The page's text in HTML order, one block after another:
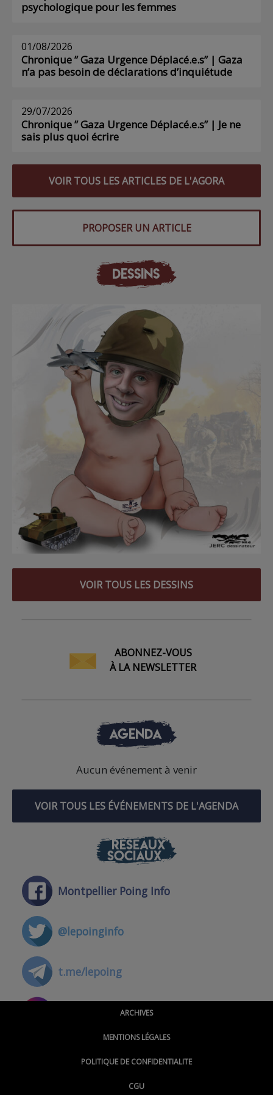
psychologique pour les femmes
01/08/2026
Chronique ” Gaza Urgence Déplacé.e.s” | Gaza
n’a pas besoin de déclarations d’inquiétude
29/07/2026
Chronique ” Gaza Urgence Déplacé.e.s” | Je ne
sais plus quoi écrire
VOIR TOUS LES ARTICLES DE L'AGORA
PROPOSER UN ARTICLE
DESSINS
VOIR TOUS LES DESSINS
ABONNEZ-VOUS
À LA NEWSLETTER
AGENDA
Aucun événement à venir
VOIR TOUS LES ÉVÉNEMENTS DE L'AGENDA
RÉSEAUX
SOCIAUX
Montpellier Poing Info
@lepoinginfo
t.me/lepoing
@montpellierpoinginfo
ARCHIVES
MENTIONS LÉGALES
POLITIQUE DE CONFIDENTIALITE
CGU